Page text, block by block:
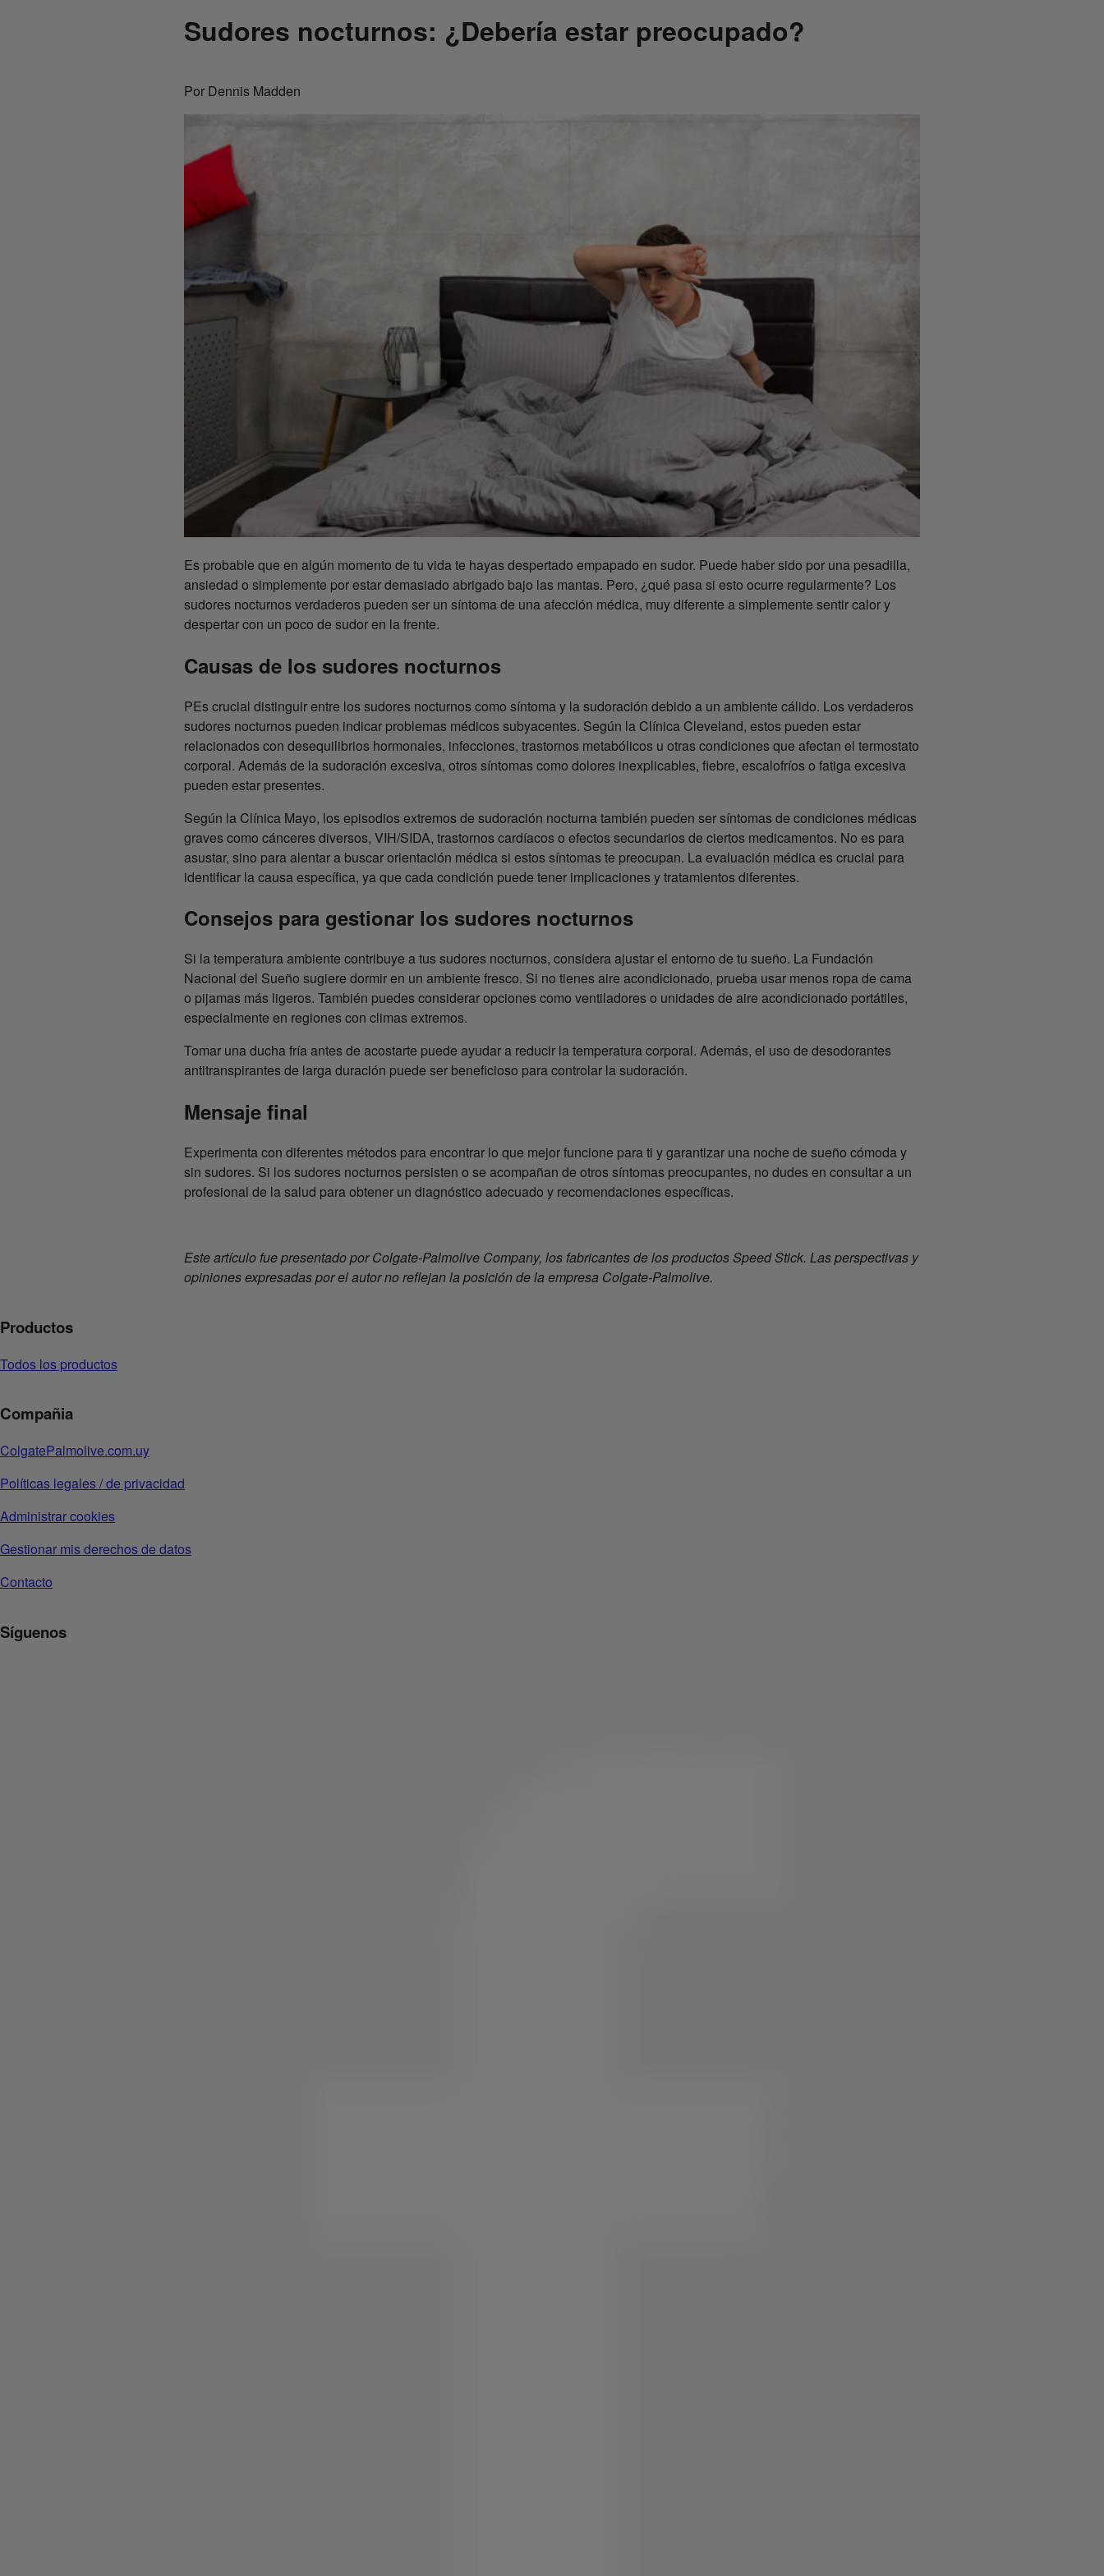
Sudores nocturnos: ¿Debería estar preocupado?
Por Dennis Madden
Es probable que en algún momento de tu vida te hayas despertado empapado en sudor. Puede haber sido por una pesadilla,
ansiedad o simplemente por estar demasiado abrigado bajo las mantas. Pero, ¿qué pasa si esto ocurre regularmente? Los
sudores nocturnos verdaderos pueden ser un síntoma de una afección médica, muy diferente a simplemente sentir calor y
despertar con un poco de sudor en la frente.
Causas de los sudores nocturnos
PEs crucial distinguir entre los sudores nocturnos como síntoma y la sudoración debido a un ambiente cálido. Los verdaderos
sudores nocturnos pueden indicar problemas médicos subyacentes. Según la Clínica Cleveland, estos pueden estar
relacionados con desequilibrios hormonales, infecciones, trastornos metabólicos u otras condiciones que afectan el termostato
corporal. Además de la sudoración excesiva, otros síntomas como dolores inexplicables, fiebre, escalofríos o fatiga excesiva
pueden estar presentes.
Según la Clínica Mayo, los episodios extremos de sudoración nocturna también pueden ser síntomas de condiciones médicas
graves como cánceres diversos, VIH/SIDA, trastornos cardíacos o efectos secundarios de ciertos medicamentos. No es para
asustar, sino para alentar a buscar orientación médica si estos síntomas te preocupan. La evaluación médica es crucial para
identificar la causa específica, ya que cada condición puede tener implicaciones y tratamientos diferentes.
Consejos para gestionar los sudores nocturnos
Si la temperatura ambiente contribuye a tus sudores nocturnos, considera ajustar el entorno de tu sueño. La Fundación
Nacional del Sueño sugiere dormir en un ambiente fresco. Si no tienes aire acondicionado, prueba usar menos ropa de cama
o pijamas más ligeros. También puedes considerar opciones como ventiladores o unidades de aire acondicionado portátiles,
especialmente en regiones con climas extremos.
Tomar una ducha fría antes de acostarte puede ayudar a reducir la temperatura corporal. Además, el uso de desodorantes
antitranspirantes de larga duración puede ser beneficioso para controlar la sudoración.
Mensaje final
Experimenta con diferentes métodos para encontrar lo que mejor funcione para ti y garantizar una noche de sueño cómoda y
sin sudores. Si los sudores nocturnos persisten o se acompañan de otros síntomas preocupantes, no dudes en consultar a un
profesional de la salud para obtener un diagnóstico adecuado y recomendaciones específicas.
Este artículo fue presentado por Colgate-Palmolive Company, los fabricantes de los productos Speed Stick. Las perspectivas y
opiniones expresadas por el autor no reflejan la posición de la empresa Colgate-Palmolive.
Productos
Todos los productos
Compañia
ColgatePalmolive.com.uy
Políticas legales / de privacidad
Administrar cookies
Gestionar mis derechos de datos
Contacto
Síguenos